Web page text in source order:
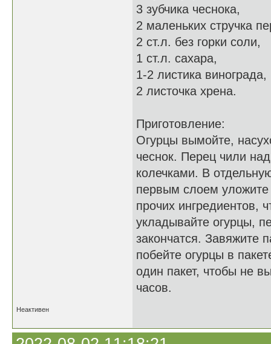
3 зубчика чеснока,
2 маленьких стручка
2 ст.л. без горки соли,
1 ст.л. сахара,
1-2 листика винограда,
2 листочка хрена.
Приготовление:
Огурцы вымойте,
чеснок. Перец чили
колечками. В
первым слоем уложите
прочих ингредиентов,
укладывайте огурцы,
закончатся. Завяжите
побейте огурцы в
один пакет, чтобы не
часов.
Неактивен